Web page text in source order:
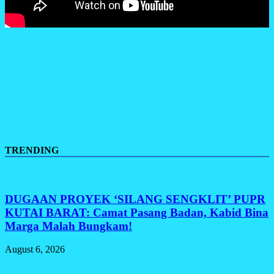
TRENDING
DUGAAN PROYEK ‘SILANG SENGKLIT’ PUPR
KUTAI BARAT: Camat Pasang Badan, Kabid Bina
Marga Malah Bungkam!
August 6, 2026